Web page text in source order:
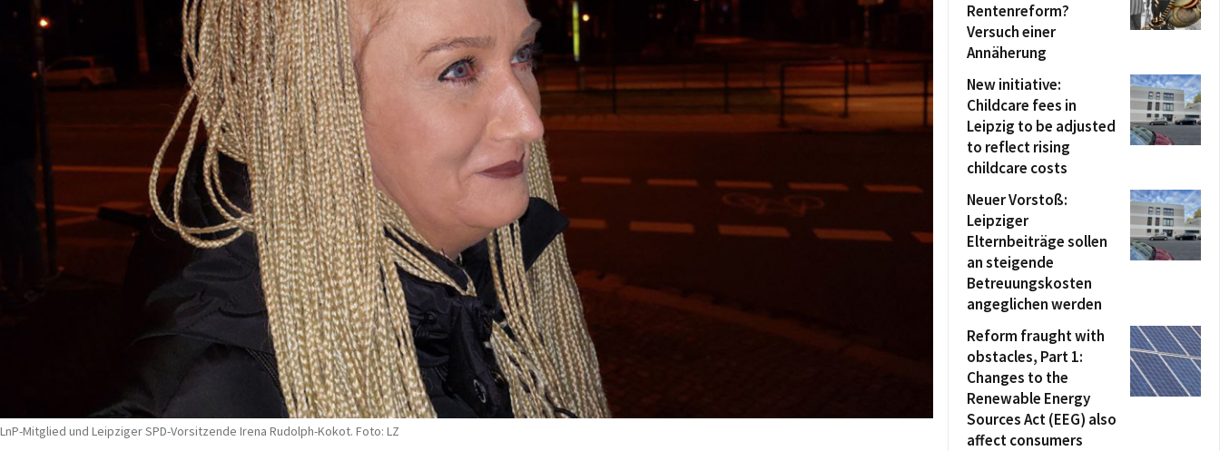
LnP-Mitglied und Leipziger SPD-Vorsitzende Irena Rudolph-Kokot. Foto: LZ
Rentenreform?
Versuch einer
Annäherung
New initiative:
Childcare fees in
Leipzig to be adjusted
to reflect rising
childcare costs
Neuer Vorstoß:
Leipziger
Elternbeiträge sollen
an steigende
Betreuungskosten
angeglichen werden
Reform fraught with
obstacles, Part 1:
Changes to the
Renewable Energy
Sources Act (EEG) also
affect consumers